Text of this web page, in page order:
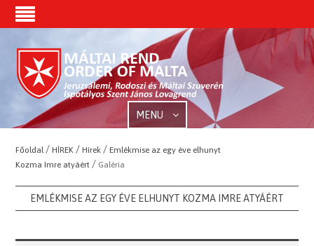
MENU
Főoldal /HÍREK /Hírek /Emlékmise az egy éve elhunyt
Kozma Imre atyáért / Galéria
EMLÉKMISE AZ EGY ÉVE ELHUNYT KOZMA IMRE ATYÁÉRT